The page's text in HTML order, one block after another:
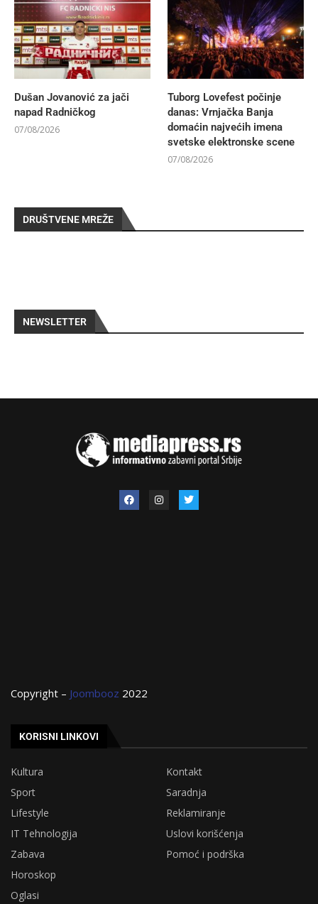
Dušan Jovanović za jači
napad Radničkog
07/08/2026
Tuborg Lovefest počinje
danas: Vrnjačka Banja
domaćin najvećih imena
svetske elektronske scene
07/08/2026
DRUŠTVENE MREŽE
NEWSLETTER
Copyright – Joombooz 2022
KORISNI LINKOVI
Kultura
Kontakt
Sport
Saradnja
Lifestyle
Reklamiranje
IT Tehnologija
Uslovi korišćenja
Zabava
Pomoć i podrška
Horoskop
Oglasi